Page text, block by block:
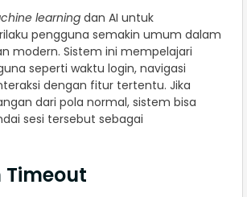
learning dan AI untuk
pengguna semakin umum dalam
modern. Sistem ini mempelajari
seperti waktu login, navigasi
dengan fitur tertentu. Jika
dari pola normal, sistem bisa
sesi tersebut sebagai
Timeout